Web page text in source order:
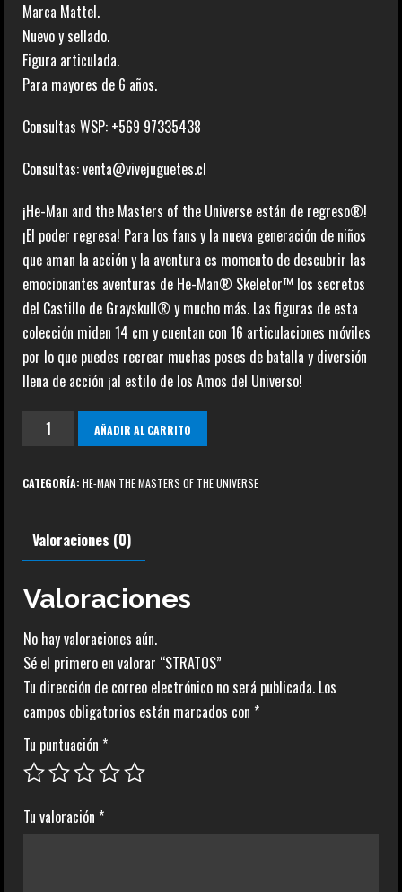
Marca Mattel.
Nuevo y sellado.
Figura articulada.
Para mayores de 6 años.
Consultas WSP: +569 97335438
Consultas: venta@vivejuguetes.cl
¡He-Man and the Masters of the Universe están de regreso®!
¡El poder regresa! Para los fans y la nueva generación de niños
que aman la acción y la aventura es momento de descubrir las
emocionantes aventuras de He-Man® Skeletor™ los secretos
del Castillo de Grayskull® y mucho más. Las figuras de esta
colección miden 14 cm y cuentan con 16 articulaciones móviles
por lo que puedes recrear muchas poses de batalla y diversión
llena de acción ¡al estilo de los Amos del Universo!
STRATOS
AÑADIR AL CARRITO
CATEGORÍA: HE-MAN THE MASTERS OF THE UNIVERSE
Valoraciones (0)
Valoraciones
No hay valoraciones aún.
Sé el primero en valorar “STRATOS”
Tu dirección de correo electrónico no será publicada. Los
campos obligatorios están marcados con *
Tu puntuación *
Tu valoración *